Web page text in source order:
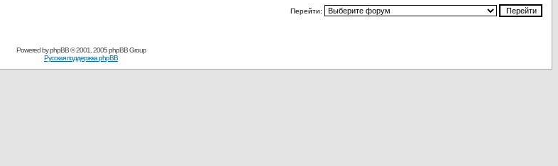
Перейти:
Powered byphpBB© 2001, 2005 phpBB Group
Русская поддержка phpBB